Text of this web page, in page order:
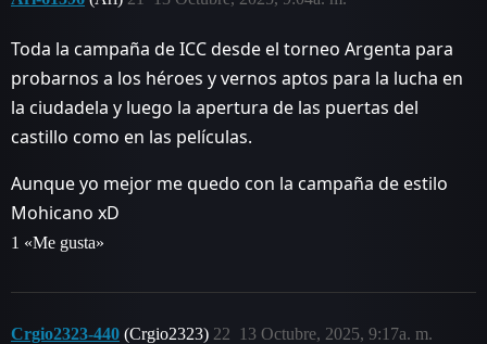
Toda la campaña de ICC desde el torneo Argenta para
probarnos a los héroes y vernos aptos para la lucha en
la ciudadela y luego la apertura de las puertas del
castillo como en las películas.
Aunque yo mejor me quedo con la campaña de estilo
Mohicano xD
1 «Me gusta»
Crgio2323-440 (Crgio2323) 13 Octubre, 2025, 9:17a. m.
22